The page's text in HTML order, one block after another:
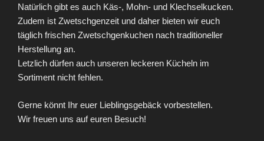
Natürlich gibt es auch Käs-, Mohn- und Klechselkucken.
Zudem ist Zwetschgenzeit und daher bieten wir euch
täglich frischen Zwetschgenkuchen nach traditioneller
Herstellung an.
Letzlich dürfen auch unseren leckeren Kücheln im
Sortiment nicht fehlen.
Gerne könnt Ihr euer Lieblingsgebäck vorbestellen.
Wir freuen uns auf euren Besuch!